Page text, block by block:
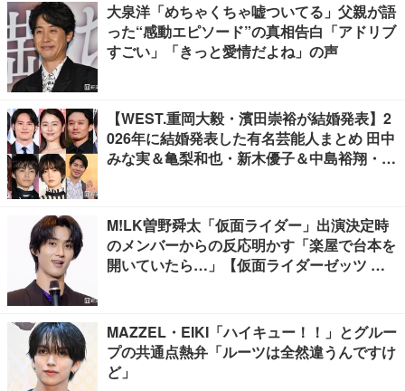
大泉洋「めちゃくちゃ嘘ついてる」父親が語
った“感動エピソード”の真相告白「アドリブ
すごい」「きっと愛情だよね」の声
【WEST.重岡大毅・濱田崇裕が結婚発表】2
026年に結婚発表した有名芸能人まとめ 田中
みな実＆亀梨和也・新木優子＆中島裕翔・川
M!LK曽野舜太「仮面ライダー」出演決定時
のメンバーからの反応明かす「楽屋で台本を
開いていたら…」【仮面ライダーゼッツ さ
MAZZEL・EIKI「ハイキュー！！」とグルー
プの共通点熱弁「ルーツは全然違うんですけ
ど」